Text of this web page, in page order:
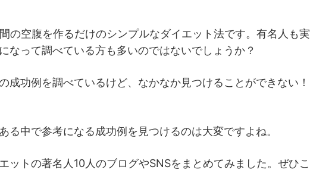
の空腹を作るだけのシンプルなダイエット法です。有名人も実
なって調べている方も多いのではないでしょうか？
成功例を調べているけど、なかなか見つけることができない！
る中で参考になる成功例を見つけるのは大変ですよね。
ットの著名人10人のブログやSNSをまとめてみました。ぜひこ